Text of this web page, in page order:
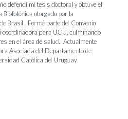
defendí mi tesis doctoral y obtuve el
otorgado por la
Brasil. Formé parte del Convenio
para UCU, culminando
en el área de salud. Actualmente
Asociada del Departamento de
Católica del Uruguay.